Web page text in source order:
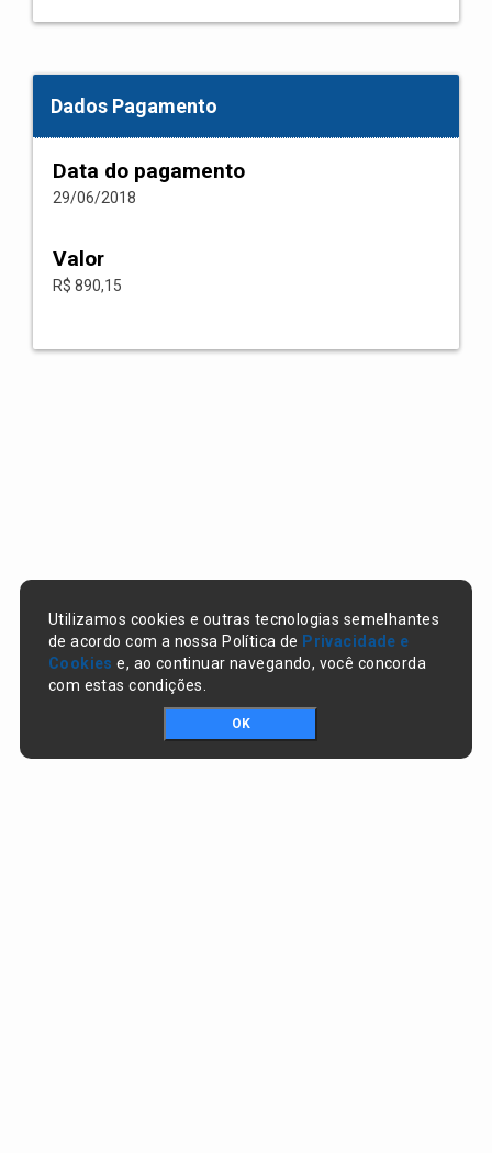
Dados Pagamento
Data do pagamento
29/06/2018
Valor
R$ 890,15
Utilizamos cookies e outras tecnologias semelhantes
de acordo com a nossa Política de Privacidade e
Cookies e, ao continuar navegando, você concorda
com estas condições.
OK